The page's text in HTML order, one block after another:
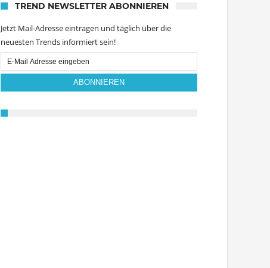
TREND NEWSLETTER ABONNIEREN
Jetzt Mail-Adresse eintragen und täglich über die
neuesten Trends informiert sein!
Email
Subscription
ABONNIEREN